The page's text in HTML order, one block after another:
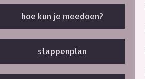
hoe kun je meedoen?
stappenplan